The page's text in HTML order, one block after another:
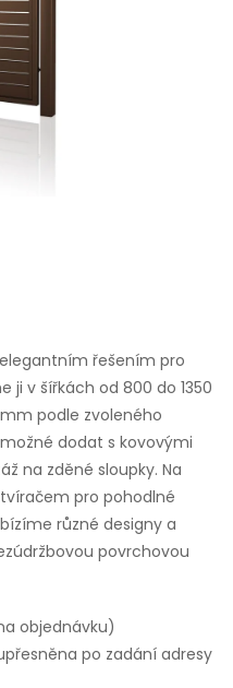
řešením pro
ji v šířkách od 800 do 1350
podle zvoleného
dodat s kovovými
na zděné sloupky. Na
pro pohodlné
různé designy a
povrchovou
objednávku)
po zadání adresy